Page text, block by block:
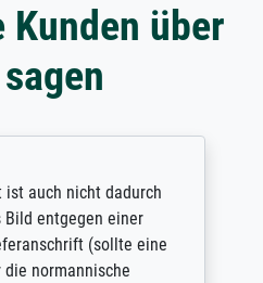
Kunden über
auch nicht dadurch
entgegen einer
(sollte eine
normannische